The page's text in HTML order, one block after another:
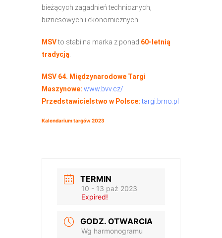
bieżących zagadnień technicznych,
biznesowych i ekonomicznych.
MSVto stabilna marka z ponad 60-letnią
tradycją
MSV 64. Międzynarodowe Targi
Maszynowe: www.bvv.cz/
Przedstawicielstwo w Polsce: targi.brno.pl
Kalendarium targów 2023
TERMIN
10 - 13 paź 2023
Expired!
GODZ. OTWARCIA
Wg harmonogramu